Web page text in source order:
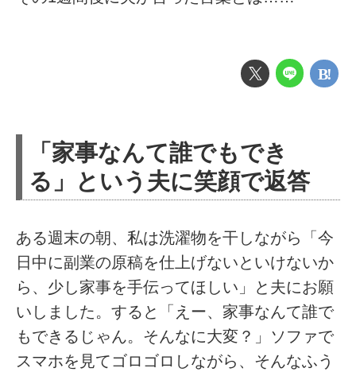
「家事なんて誰でもでき
る」という夫に笑顔で返答
ある週末の朝、私は洗濯物を干しながら「今
日中に副業の原稿を仕上げないといけないか
ら、少し家事を手伝ってほしい」と夫にお願
いしました。すると「えー、家事なんて誰で
もできるじゃん。そんなに大変？」ソファで
スマホを見てゴロゴロしながら、そんなふう